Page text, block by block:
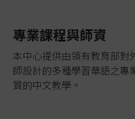
專業課程與師資
本中心提供由領有教育部對
師設計的多種學習華語之專
質的中文教學。